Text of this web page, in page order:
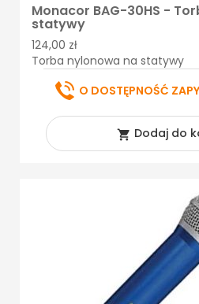
Monacor BAG-30HS -
statywy
124,00 zł
Torba nylonowa na statywy
O DOSTĘPNOŚĆ
 Dodaj do